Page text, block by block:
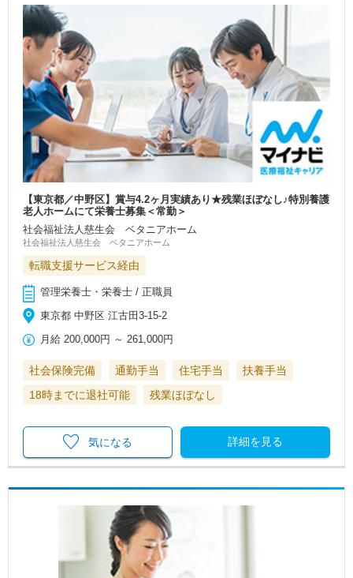
【東京都／中野区】賞与4.2ヶ月実績あり★残業ほぼなし♪特別養護
老人ホームにて栄養士募集＜常勤＞
社会福祉法人慈生会 ベタニアホーム
社会福祉法人慈生会 ベタニアホーム
転職支援サービス経由
管理栄養士・栄養士 / 正職員
東京都 中野区 江古田3-15-2
月給 200,000円 ～261,000円
社会保険完備 通勤手当 住宅手当
扶養手当
18時までに退社可能
残業ほぼなし
詳細を見る
気になる